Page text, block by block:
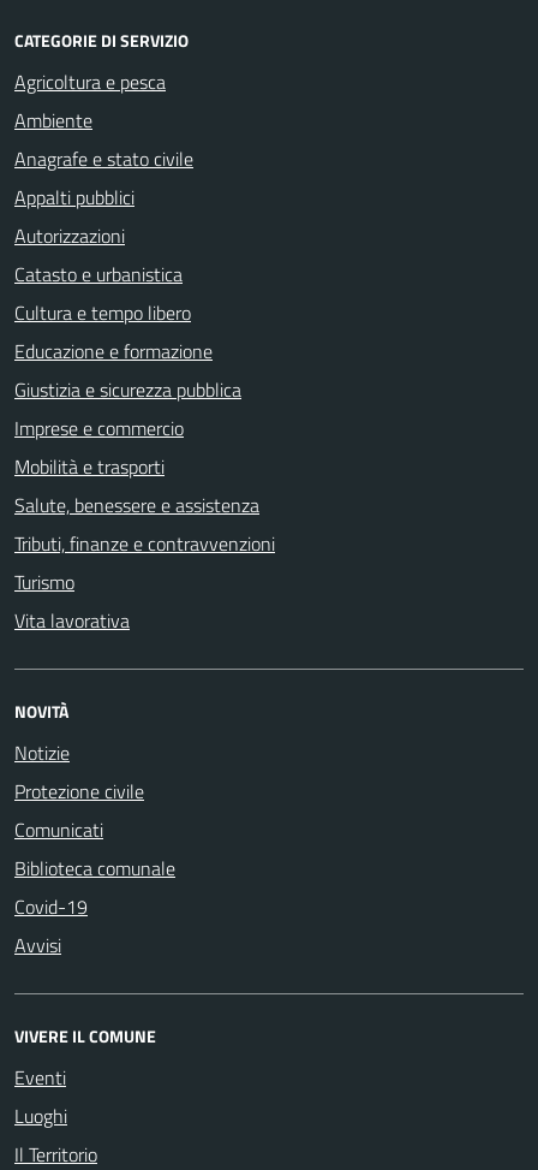
CATEGORIE DI SERVIZIO
Agricoltura e pesca
Ambiente
Anagrafe e stato civile
Appalti pubblici
Autorizzazioni
Catasto e urbanistica
Cultura e tempo libero
Educazione e formazione
Giustizia e sicurezza pubblica
Imprese e commercio
Mobilità e trasporti
Salute, benessere e assistenza
Tributi, finanze e contravvenzioni
Turismo
Vita lavorativa
NOVITÀ
Notizie
Protezione civile
Comunicati
Biblioteca comunale
Covid-19
Avvisi
VIVERE IL COMUNE
Eventi
Luoghi
Il Territorio